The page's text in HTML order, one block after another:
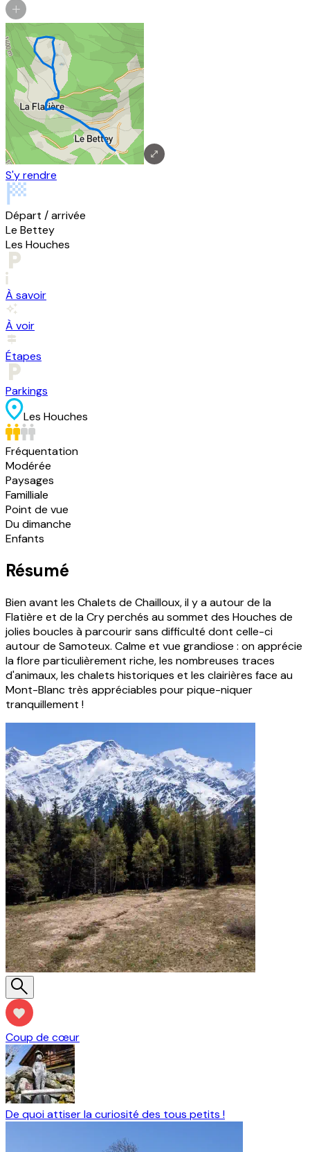
S'y rendre
Départ / arrivée
Le Bettey
Les Houches
À savoir
À voir
Étapes
Parkings
Les Houches
Fréquentation
Modérée
Paysages
Familliale
Point de vue
Du dimanche
Enfants
Résumé
Bien avant les Chalets de Chailloux, il y a autour de la
Flatière et de la Cry perchés au sommet des Houches de
jolies boucles à parcourir sans difficulté dont celle-ci
autour de Samoteux. Calme et vue grandiose : on apprécie
la flore particulièrement riche, les nombreuses traces
d'animaux, les chalets historiques et les clairières face au
Mont-Blanc très appréciables pour pique-niquer
tranquillement !
Coup de cœur
De quoi attiser la curiosité des tous petits !